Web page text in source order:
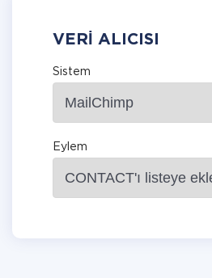
VERI ALICISI
Sistem
Eylem